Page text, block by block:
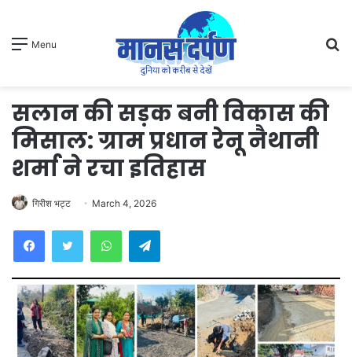
Menu
सलान की सड़क बनी विकास की
मिसाल: ग्राम प्रधान रेनू नैथानी
शर्मा ने रचा इतिहास
गिरीश भट्ट March 4, 2026
WhatsAppTelegram